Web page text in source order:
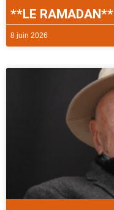
**LE RAMADAN**
8 juin 2026